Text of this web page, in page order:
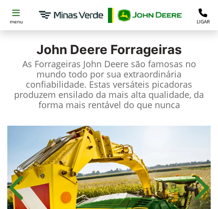
menu LIGAR
John Deere Forrageiras
As Forrageiras John Deere são famosas no
mundo todo por sua extraordinária
confiabilidade. Estas versáteis picadoras
produzem ensilado da mais alta qualidade, da
forma mais rentável do que nunca
Anterior